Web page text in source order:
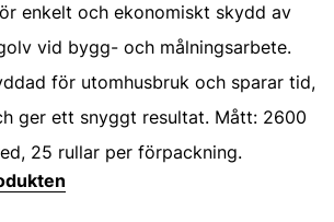
enkelt och ekonomiskt skydd av
vid bygg- och målningsarbete.
för utomhusbruk och sparar tid,
ger ett snyggt resultat. Mått: 2600
25 rullar per förpackning.